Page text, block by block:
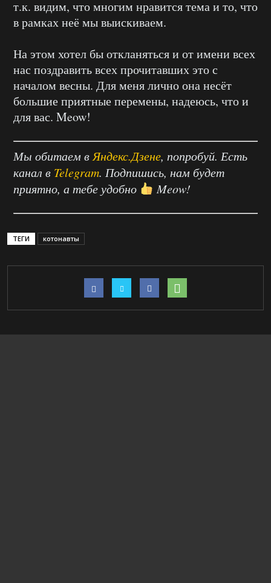
т.к. видим, что многим нравится тема и то, что
в рамках неё мы выискиваем.
На этом хотел бы откланяться и от имени всех
нас поздравить всех прочитавших это с
началом весны. Для меня лично она несёт
большие приятные перемены, надеюсь, что и
для вас. Meow!
Мы обитаем вЯндекс.Дзене, попробуй. Есть
канал в Telegram. Подпишись, нам будет
приятно, а тебе удобно
Meow!
ТЕГИ котонавты